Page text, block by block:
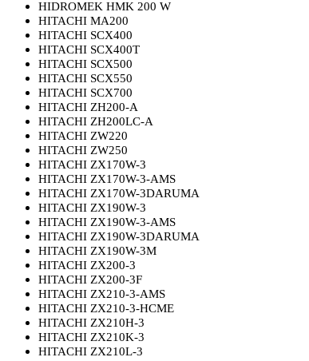
HIDROMEK HMK 200 W
HITACHI MA200
HITACHI SCX400
HITACHI SCX400T
HITACHI SCX500
HITACHI SCX550
HITACHI SCX700
HITACHI ZH200-A
HITACHI ZH200LC-A
HITACHI ZW220
HITACHI ZW250
HITACHI ZX170W-3
HITACHI ZX170W-3-AMS
HITACHI ZX170W-3DARUMA
HITACHI ZX190W-3
HITACHI ZX190W-3-AMS
HITACHI ZX190W-3DARUMA
HITACHI ZX190W-3M
HITACHI ZX200-3
HITACHI ZX200-3F
HITACHI ZX210-3-AMS
HITACHI ZX210-3-HCME
HITACHI ZX210H-3
HITACHI ZX210K-3
HITACHI ZX210L-3